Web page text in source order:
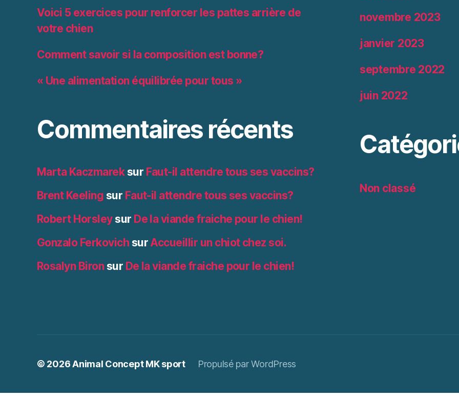
Voici 5 exercices pour renforcer les pattes arrière de
votre chien
Comment savoir si la composition est bonne?
« Une alimentation équilibrée pour tous »
Commentaires récents
Marta Kaczmareksur Faut-il attendre tous ses vaccins?
Brent Keeling sur Faut-il attendre tous ses vaccins?
Robert Horsleysur De la viande fraiche pour le chien!
Gonzalo Ferkovich sur Accueillir un chiot chez soi.
Rosalyn Bironsur De la viande fraiche pour le chien!
novembre 2023
janvier 2023
septembre 2022
juin 2022
Non classé
© 2026Animal Concept MK sport Propulsé par WordPress